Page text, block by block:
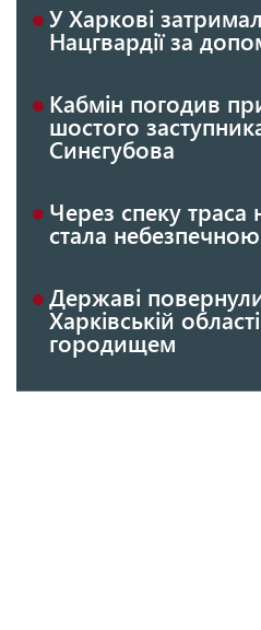
У Харкові
Нацгвардії за
Кабмін погодив
шостого
Синєгубова
Через спеку траса
стала небезпечною
Державі
Харківській
городищем